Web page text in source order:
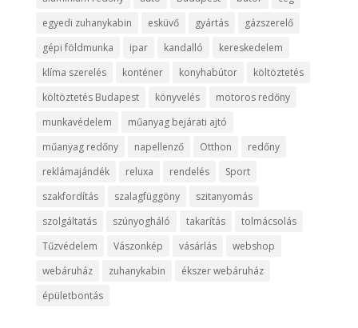
egyedi zuhanykabin
esküvő gyártás
gázszerelő
gépi földmunka
ipar kandalló
kereskedelem
klíma szerelés
konténer konyhabútor
költöztetés
költöztetés Budapest
könyvelés
motoros redőny
munkavédelem
műanyag bejárati ajtó
műanyag redőny
napellenző Otthon
redőny
reklámajándék
reluxa rendelés
Sport
szakfordítás
szalagfüggöny
szitanyomás
szolgáltatás
szúnyogháló takarítás
tolmácsolás
Tűzvédelem
Vászonkép vásárlás
webshop
webáruház
zuhanykabin
ékszer webáruház
épületbontás